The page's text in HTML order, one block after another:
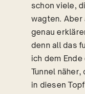
schon viele,
wagten. Aber
genau
denn all das
ich dem
Tunnel
in diesen